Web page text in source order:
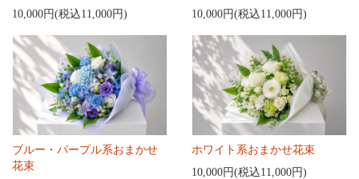
10,000円(税込11,000円)
10,000円(税込11,000円)
ブルー・パープル系おまかせ
花束
ホワイト系おまかせ花束
10,000円(税込11,000円)